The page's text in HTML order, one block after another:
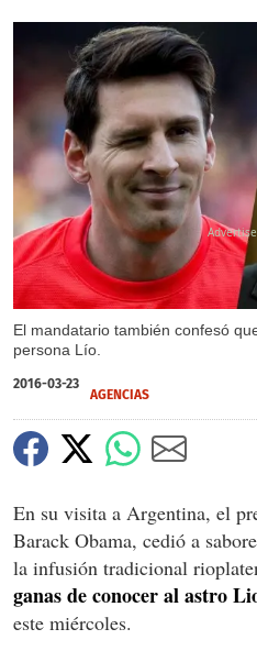
El mandatario también confesó
persona Lío.
2016-03-23
AGENCIAS
En su visita a Argentina, el
Barack Obama, cedió a
la infusión tradicional
ganas de conocer al astro
este miércoles.